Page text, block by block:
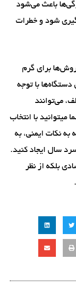
باعث می‌شود
شود و خطرات
برای گرم
با توجه
می‌توانند
میتوانید با انتخاب
نکات ایمنی، به
سال ایجاد کنید.
بلکه از نظر